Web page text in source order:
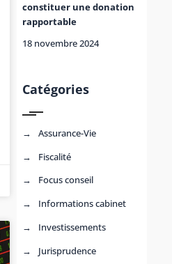
constituer une donation
rapportable
18 novembre 2024
Catégories
Assurance-Vie
Fiscalité
Focus conseil
Informations cabinet
Investissements
Jurisprudence